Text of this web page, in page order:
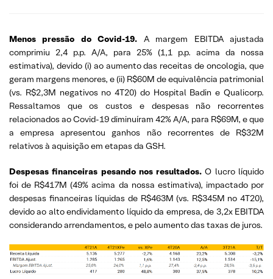
Menos pressão do Covid-19. A margem EBITDA ajustada
comprimiu 2,4 p.p. A/A, para 25% (1,1 p.p. acima da nossa
estimativa), devido (i) ao aumento das receitas de oncologia, que
geram margens menores, e (ii) R$60M de equivalência patrimonial
(vs. R$2,3M negativos no 4T20) do Hospital Badin e Qualicorp.
Ressaltamos que os custos e despesas não recorrentes
relacionados ao Covid-19 diminuíram 42% A/A, para R$69M, e que
a empresa apresentou ganhos não recorrentes de R$32M
relativos à aquisição em etapas da GSH.
Despesas financeiras pesando nos resultados. O lucro líquido
foi de R$417M (49% acima da nossa estimativa), impactado por
despesas financeiras líquidas de R$463M (vs. R$345M no 4T20),
devido ao alto endividamento líquido da empresa, de 3,2x EBITDA
considerando arrendamentos, e pelo aumento das taxas de juros.